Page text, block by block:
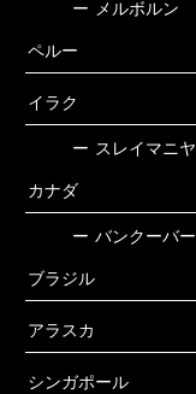
ー
メルボルン
ペルー
イラク
ー スレイマニヤ
カナダ
ー バンクーバー
ブラジル
アラスカ
シンガポール